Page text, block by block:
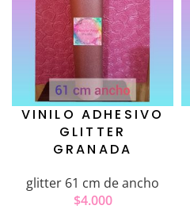
VINILO ADHESIVO
GLITTER
GRANADA
glitter 61 cm de ancho
$4.000